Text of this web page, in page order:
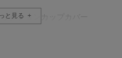
クションカップカバー
と見る